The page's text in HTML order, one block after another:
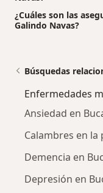
¿Cuáles son las
Galindo Navas?
Búsquedas
Enfermedades
Ansiedad en
Calambres en
Demencia en
Depresión en